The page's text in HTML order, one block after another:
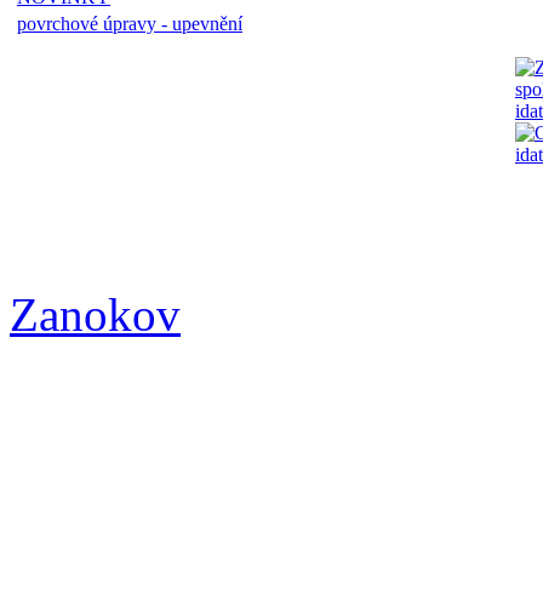
povrchové úpravy - upevnění
Zanokov